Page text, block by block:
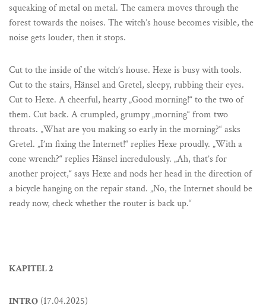
squeaking of metal on metal. The camera moves through the
forest towards the noises. The witch’s house becomes visible, the
noise gets louder, then it stops.
Cut to the inside of the witch’s house. Hexe is busy with tools.
Cut to the stairs, Hänsel and Gretel, sleepy, rubbing their eyes.
Cut to Hexe. A cheerful, hearty „Good morning!“ to the two of
them. Cut back. A crumpled, grumpy „morning“ from two
throats. „What are you making so early in the morning?“ asks
Gretel. „I’m fixing the Internet!“ replies Hexe proudly. „With a
cone wrench?“ replies Hänsel incredulously. „Ah, that’s for
another project,“ says Hexe and nods her head in the direction of
a bicycle hanging on the repair stand. „No, the Internet should be
ready now, check whether the router is back up.“
KAPITEL 2
INTRO (17.04.2025)